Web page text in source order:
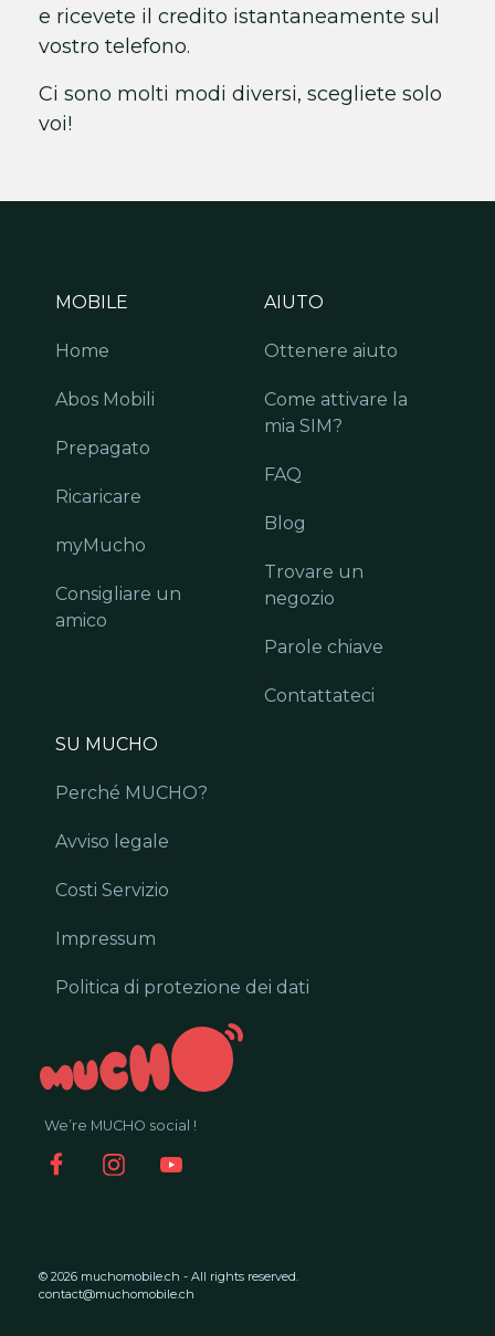
e ricevete il credito istantaneamente sul
vostro telefono.
Ci sono molti modi diversi, scegliete solo
voi!
We’re MUCHO social !
© 2026 muchomobile.ch - All rights reserved.
contact@muchomobile.ch
MOBILE
Home
Abos Mobili
Prepagato
Ricaricare
myMucho
Consigliare un
amico
AIUTO
Ottenere aiuto
Come attivare la
mia SIM?
FAQ
Blog
Trovare un
negozio
Parole chiave
Contattateci
SU MUCHO
Perché MUCHO?
Avviso legale
Costi Servizio
Impressum
Politica di protezione dei dati